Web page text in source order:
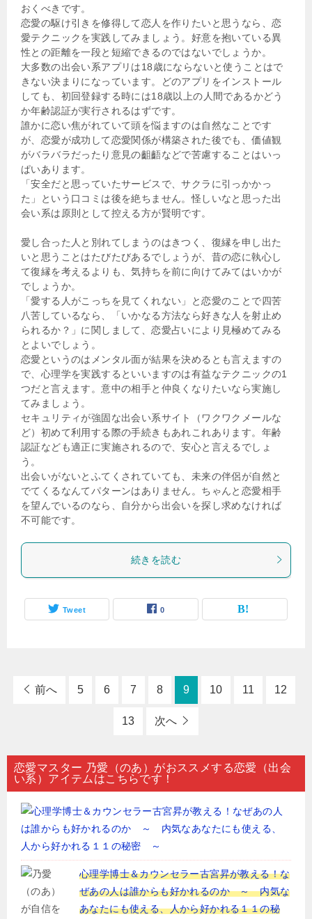
おくべきです。
恋愛の駆け引きを修得して恋人を作りたいと思うなら、恋
愛テクニックを実践してみましょう。好意を抱いている異
性との距離を一段と短縮できるのではないでしょうか。
大多数の出会い系アプリは18歳にならないと使うことはで
きない決まりになっています。どのアプリをインストール
しても、初回登録する時には18歳以上の人間であるかどう
か年齢認証が実行されるはずです。
誰かに恋い焦がれていて頭を悩ますのは自然なことです
が、恋愛が成功して恋愛関係が構築された後でも、価値観
がバラバラだったり意見の齟齬などで苦慮することはいっ
ぱいあります。
「安全だと思っていたサービスで、サクラに引っかかっ
た」という口コミは後を絶ちません。怪しいなと思った出
会い系は原則として控える方が賢明です。
愛し合った人と別れてしまうのはきつく、復縁を申し出た
いと思うことはたびたびあるでしょうが、昔の恋に執心し
て復縁を考えるよりも、気持ちを前に向けてみてはいかが
でしょうか。
「愛する人がこっちを見てくれない」と恋愛のことで四苦
八苦しているなら、「いかなる方法なら好きな人を射止め
られるか？」に関しまして、恋愛占いにより見極めてみる
とよいでしょう。
恋愛というのはメンタル面が結果を決めるとも言えますの
で、心理学を実践するといいますのは有益なテクニックの1
つだと言えます。意中の相手と仲良くなりたいなら実施し
てみましょう。
セキュリティが強固な出会い系サイト（ワクワクメールな
ど）初めて利用する際の手続きもあれこれあります。年齢
認証なども適正に実施されるので、安心と言えるでしょ
う。
出会いがないとふてくされていても、未来の伴侶が自然と
でてくるなんてパターンはありません。ちゃんと恋愛相手
を望んでいるのなら、自分から出会いを探し求めなければ
不可能です。
続きを読む
Tweet 0
前へ 5 6 7 8 9 10 11 12
13 次へ
恋愛マスター 乃愛（のあ）がおススメする恋愛（出会
い系）アイテムはこちらです！
心理学博士＆カウンセラー古宮昇が教える！な
ぜあの人は誰からも好かれるのか ～ 内気な
あなたにも使える、人から好かれる１１の秘